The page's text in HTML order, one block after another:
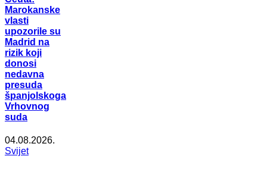
Marokanske
vlasti
upozorile su
Madrid na
rizik koji
donosi
nedavna
presuda
španjolskoga
Vrhovnog
suda
04.08.2026.
Svijet